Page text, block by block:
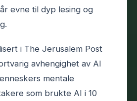
evne til dyp lesing og
i The Jerusalem Post
avhengighet av AI
mentale
som brukte AI i 10